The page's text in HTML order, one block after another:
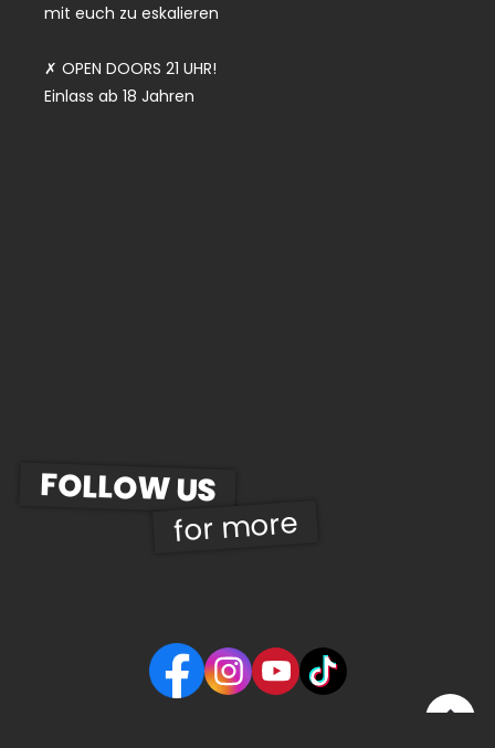
mit euch zu eskalieren
✗ OPEN DOORS 21 UHR!
Einlass ab 18 Jahren
FOLLOW US
for more